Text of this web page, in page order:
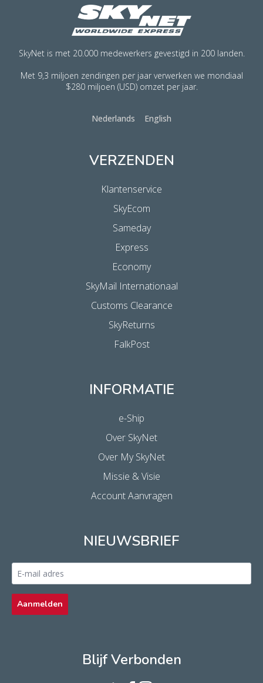
SkyNet is met 20.000 medewerkers gevestigd in 200 landen.
Met 9,3 miljoen zendingen per jaar verwerken we mondiaal
$280 miljoen (USD) omzet per jaar.
Nederlands English
VERZENDEN
Klantenservice
SkyEcom
Sameday
Express
Economy
SkyMail Internationaal
Customs Clearance
SkyReturns
FalkPost
INFORMATIE
e-Ship
Over SkyNet
Over My SkyNet
Missie & Visie
Account Aanvragen
NIEUWSBRIEF
Email
address
*
Aanmelden
Blijf Verbonden